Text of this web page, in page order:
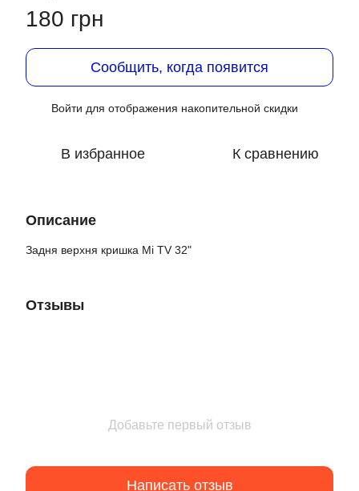
180 грн
Сообщить, когда появится
Войти для отображения накопительной скидки
В избранное К сравнению
Описание
Задня верхня кришка Mi TV 32"
Отзывы
Добавьте первый отзыв
Написать отзыв